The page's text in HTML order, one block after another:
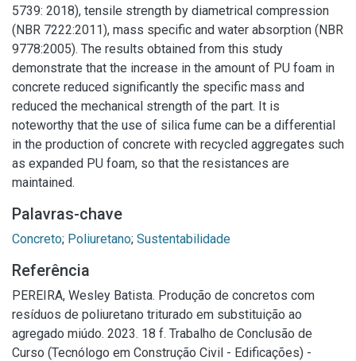
5739: 2018), tensile strength by diametrical compression
(NBR 7222:2011), mass specific and water absorption (NBR
9778:2005). The results obtained from this study
demonstrate that the increase in the amount of PU foam in
concrete reduced significantly the specific mass and
reduced the mechanical strength of the part. It is
noteworthy that the use of silica fume can be a differential
in the production of concrete with recycled aggregates such
as expanded PU foam, so that the resistances are
maintained.
Palavras-chave
Concreto; Poliuretano; Sustentabilidade
Referência
PEREIRA, Wesley Batista. Produção de concretos com
resíduos de poliuretano triturado em substituição ao
agregado miúdo. 2023. 18 f. Trabalho de Conclusão de
Curso (Tecnólogo em Construção Civil - Edificações) -